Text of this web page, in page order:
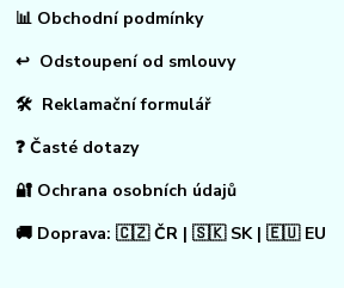
📊 Obchodní podmínky
↩ Odstoupení od smlouvy
🛠 Reklamační formulář
❓ Časté dotazy
🔐 Ochrana osobních údajů
🚚 Doprava: 🇨🇿 ČR | 🇸🇰 SK | 🇪🇺 EU